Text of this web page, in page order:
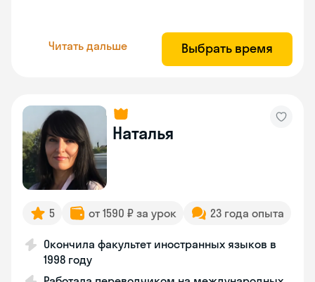
Читать дальше Выбрать время
Наталья
5 от 1590 ₽ за урок 23 года опыта
Окончила факультет иностранных языков в
1998 году